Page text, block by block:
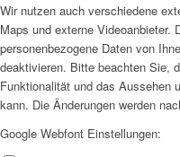
Wir nutzen auch verschiedene
Maps und externe Videoanbieter.
personenbezogene Daten von
deaktivieren. Bitte beachten Sie,
Funktionalität und das Aussehen
kann. Die Änderungen werden
Google Webfont Einstellungen: